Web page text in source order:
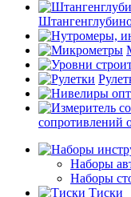
сопротивлений
Наборы
Наборы
Тиски